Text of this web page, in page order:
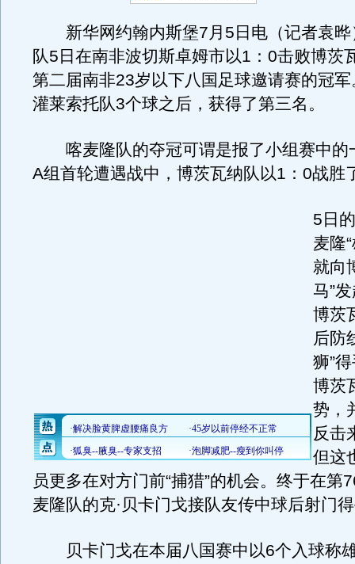
新华网约翰内斯堡7月5日电（记者袁晔
队5日在南非波切斯卓姆市以1：0击败博茨
第二届南非23岁以下八国足球邀请赛的冠
灌莱索托队3个球之后，获得了第三名。
喀麦隆队的夺冠可谓是报了小组赛中的
A组首轮遭遇战中，博茨瓦纳队以1：0战胜
5日
麦隆
就向
马”
博茨
后防
狮”
博茨
势，
反击
但这
员更多在对方门前“捕猎”的机会。终于在第
麦隆队的克·贝卡门戈接队友传中球后射门
贝卡门戈在本届八国赛中以6个入球称